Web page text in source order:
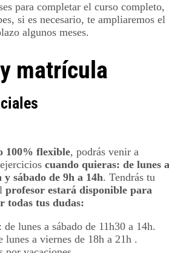
para completar el curso completo,
si es necesario, te ampliaremos el
algunos meses.
matrícula
100% flexible, podrás venir a
cuando quieras: de lunes a
sábado de 9h a 14h. Tendrás tu
profesor estará disponible para
todas tus dudas:
de lunes a sábado de 11h30 a 14h.
lunes a viernes de 18h a 21h .